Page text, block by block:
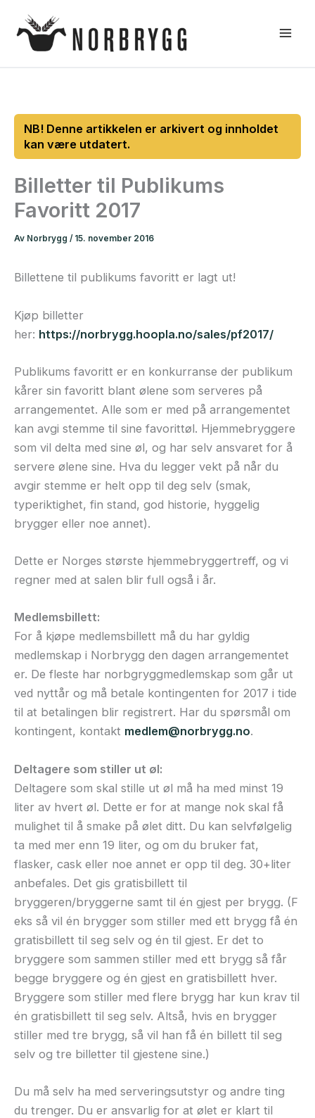
rett
Billetter til Publikums
Favoritt 2017
Av Norbrygg / 15. november 2016
Billettene til publikums favoritt er lagt ut!
Kjøp billetter
her: https://norbrygg.hoopla.no/sales/pf2017/
Publikums favoritt er en konkurranse der publikum
kårer sin favoritt blant ølene som serveres på
arrangementet. Alle som er med på arrangementet
kan avgi stemme til sine favorittøl. Hjemmebryggere
som vil delta med sine øl, og har selv ansvaret for å
servere ølene sine. Hva du legger vekt på når du
avgir stemme er helt opp til deg selv (smak,
typeriktighet, fin stand, god historie, hyggelig
brygger eller noe annet).
Dette er Norges største hjemmebryggertreff, og vi
regner med at salen blir full også i år.
Medlemsbillett:
For å kjøpe medlemsbillett må du har gyldig
medlemskap i Norbrygg den dagen arrangementet
er. De fleste har norbgryggmedlemskap som går ut
ved nyttår og må betale kontingenten for 2017 i tide
til at betalingen blir registrert. Har du spørsmål om
kontingent, kontakt medlem@norbrygg.no.
Deltagere som stiller ut øl:
Deltagere som skal stille ut øl må ha med minst 19
liter av hvert øl. Dette er for at mange nok skal få
mulighet til å smake på ølet ditt. Du kan selvfølgelig
ta med mer enn 19 liter, og om du bruker fat,
flasker, cask eller noe annet er opp til deg. 30+liter
anbefales. Det gis gratisbillett til
bryggeren/bryggerne samt til én gjest per brygg. (F
eks så vil én brygger som stiller med ett brygg få én
gratisbillett til seg selv og én til gjest. Er det to
bryggere som sammen stiller med ett brygg så får
begge bryggere og én gjest en gratisbillett hver.
Bryggere som stiller med flere brygg har kun krav til
én gratisbillett til seg selv. Altså, hvis en brygger
stiller med tre brygg, så vil han få én billett til seg
selv og tre billetter til gjestene sine.)
Du må selv ha med serveringsutstyr og andre ting
du trenger. Du er ansvarlig for at ølet er klart til